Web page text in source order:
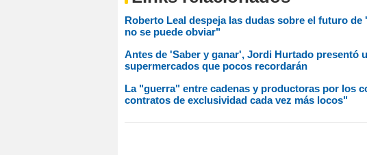
Roberto Leal despeja las dudas sobre el futuro
no se puede obviar"
Antes de 'Saber y ganar', Jordi Hurtado presentó
supermercados que pocos recordarán
La "guerra" entre cadenas y productoras por los
contratos de exclusividad cada vez más locos"